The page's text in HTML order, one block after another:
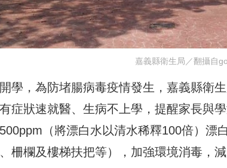
嘉義縣衛生局／翻攝自
學，為防堵腸病毒疫情發生，嘉義縣衛
症狀速就醫、生病不上學，提醒家長與
（將漂白水以清水稀釋100倍）漂
柵欄及樓梯扶把等），加強環境消毒，減